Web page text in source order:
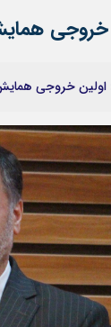
اولین خروجی